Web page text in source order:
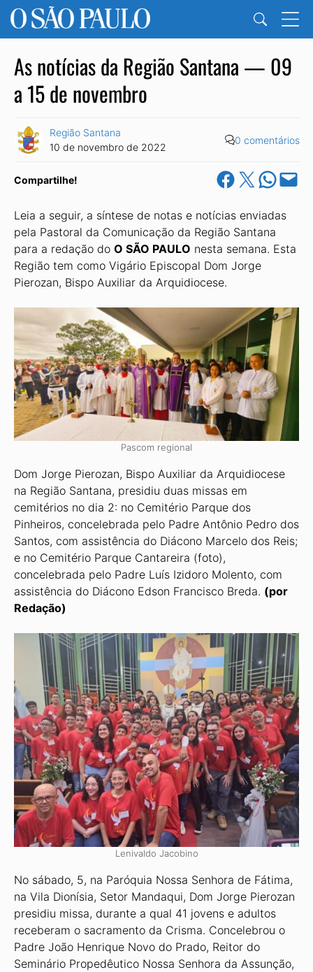
As notícias da Região Santana — 09
a 15 de novembro
Região Santana
10 de novembro de 2022
0 comentários
Compartilhe! Share on Facebook
Share on X Share on
Email this
Leia a seguir, a síntese de notas e notícias enviadas
pela Pastoral da Comunicação da Região Santana
para a redação do O SÃO PAULO nesta semana. Esta
Região tem como Vigário Episcopal Dom Jorge
Pierozan, Bispo Auxiliar da Arquidiocese.
Pascom regional
Dom Jorge Pierozan, Bispo Auxiliar da Arquidiocese
na Região Santana, presidiu duas missas em
cemitérios no dia 2: no Cemitério Parque dos
Pinheiros, concelebrada pelo Padre Antônio Pedro dos
Santos, com assistência do Diácono Marcelo dos Reis;
e no Cemitério Parque Cantareira (foto),
concelebrada pelo Padre Luís Izidoro Molento, com
assistência do Diácono Edson Francisco Breda. (por
Redação)
Lenivaldo Jacobino
No sábado, 5, na Paróquia Nossa Senhora de Fátima,
na Vila Dionísia, Setor Mandaqui, Dom Jorge Pierozan
presidiu missa, durante a qual 41 jovens e adultos
receberam o sacramento da Crisma. Concelebrou o
Padre João Henrique Novo do Prado, Reitor do
Seminário Propedêutico Nossa Senhora da Assunção,